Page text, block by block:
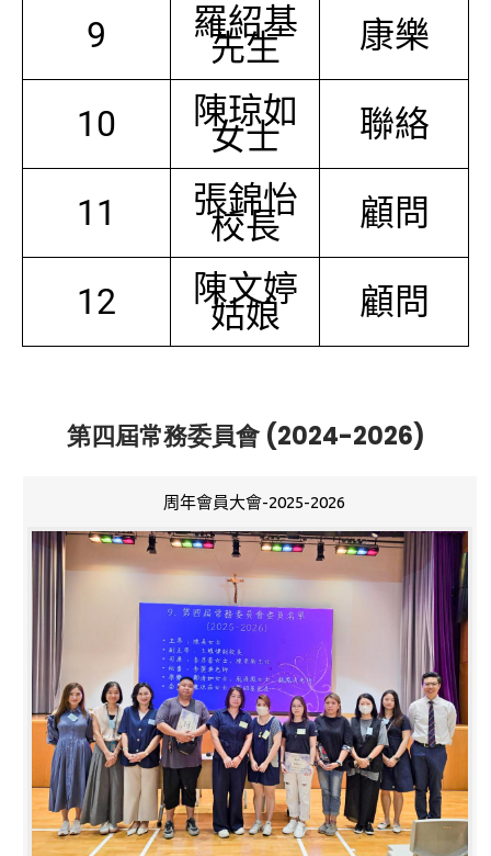
9 羅紹基
先生 康樂
10 陳琼如
女士 聯絡
11 張錦怡
校長 顧問
12 陳文婷
姑娘 顧問
第四屆常務委員會 (2024-2026)
周年會員大會-2025-2026